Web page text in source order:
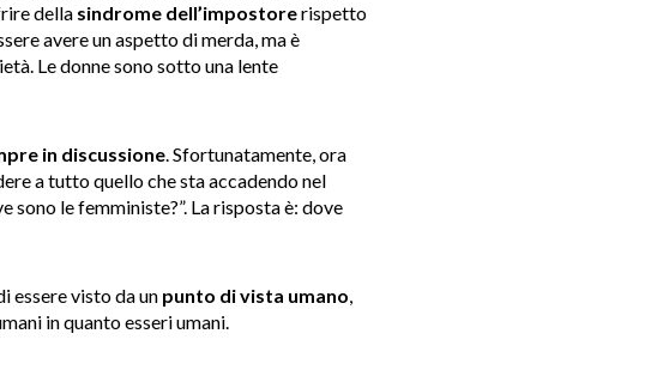
della sindrome dell’impostorerispetto
avere un aspetto di merda, ma è
Le donne sono sotto una lente
in discussione. Sfortunatamente, ora
a tutto quello che sta accadendo nel
sono le femministe?”. La risposta è: dove
essere visto da un punto di vista umano,
in quanto esseri umani.